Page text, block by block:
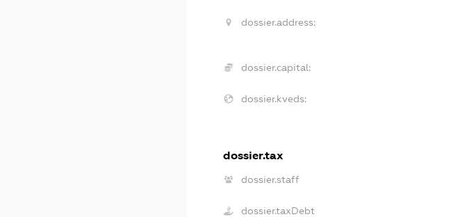
dossier.address:
dossier.capital:
dossier.kveds:
dossier.tax
dossier.staff
dossier.taxDebt